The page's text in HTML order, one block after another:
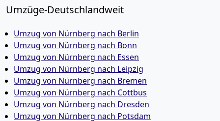
Umzüge-Deutschlandweit
Umzug von Nürnberg nach Berlin
Umzug von Nürnberg nach Bonn
Umzug von Nürnberg nach Essen
Umzug von Nürnberg nach Leipzig
Umzug von Nürnberg nach Bremen
Umzug von Nürnberg nach Cottbus
Umzug von Nürnberg nach Dresden
Umzug von Nürnberg nach Potsdam